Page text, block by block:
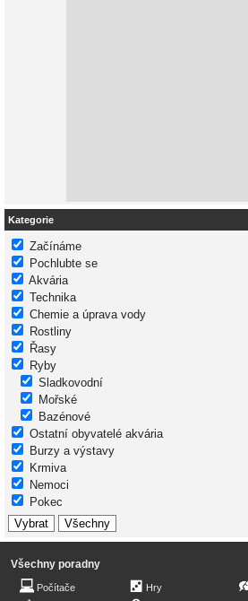
Kategorie
Začínáme
Pochlubte se
Akvária
Technika
Chemie a úprava vody
Rostliny
Řasy
Ryby
Sladkovodní
Mořské
Bazénové
Ostatní obyvatelé akvária
Burzy a výstavy
Krmiva
Nemoci
Pokec
Všechny poradny
Počítače Hry